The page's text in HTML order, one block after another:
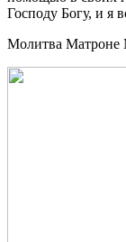
Господу Богу, и я
Молитва Матроне